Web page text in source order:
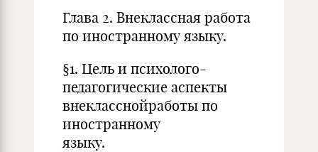
Глава 2. Внеклассная работа
по иностранному языку.
§1. Цель и психолого-
педагогические аспекты
внекласснойработы по
иностранному